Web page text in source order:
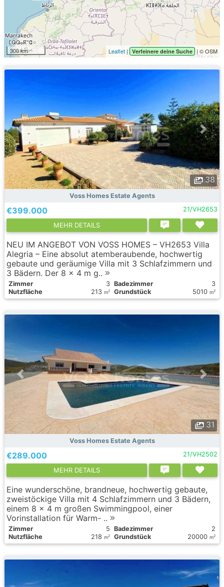
300 km Leaflet | Verfeinere deine Suche | © OSM
38
Voss Homes Estate Agents
€399.000 21/VH2653
MEHR DETAILS
NEU IM ANGEBOT VON VOSS HOMES – VH2653 Villa
Alegria – Eine absolut atemberaubende, hochwertig
gebaute und geräumige Villa mit 3 Schlafzimmern und
3 Bädern. Der 8 x 4 m g..
Zimmer 3 Badezimmer
3
Nutzfläche
213 m2 Grundstück 5010 m2
31
Voss Homes Estate Agents
€289.000 21/VH2502
MEHR DETAILS
Eine wunderschöne, brandneue, hochwertig gebaute,
zweistöckige Villa mit 4 Schlafzimmern und 3 Bädern,
einem 8 x 4 m großen Swimmingpool, einer
Vorinstallation für Warm- ..
Zimmer 5 Badezimmer
2
Nutzfläche
218 m2 Grundstück 20000 m2